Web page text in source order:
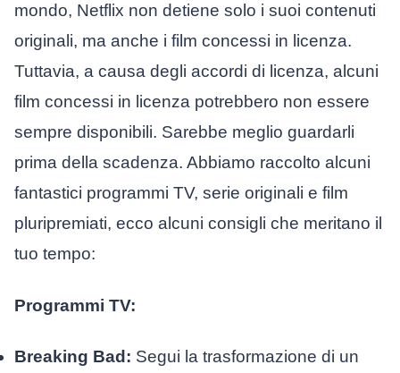
mondo, Netflix non detiene solo i suoi contenuti
originali, ma anche i film concessi in licenza.
Tuttavia, a causa degli accordi di licenza, alcuni
film concessi in licenza potrebbero non essere
sempre disponibili. Sarebbe meglio guardarli
prima della scadenza. Abbiamo raccolto alcuni
fantastici programmi TV, serie originali e film
pluripremiati, ecco alcuni consigli che meritano il
tuo tempo:
Programmi TV:
Breaking Bad: Segui la trasformazione di un